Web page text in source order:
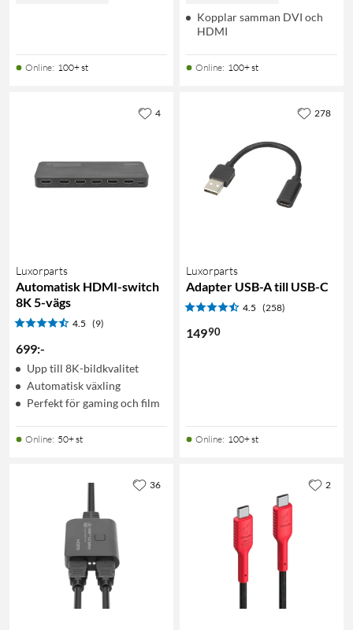
Online: 100+ st
Kopplar samman DVI och
HDMI
Online: 100+ st
Luxorparts
Automatisk HDMI-switch
8K 5-vägs
4.5 (9)
699:-
Upp till 8K-bildkvalitet
Automatisk växling
Perfekt för gaming och film
Online: 50+ st
4
Luxorparts
Adapter USB-A till USB-C
4.5 (258)
14990
Online: 100+ st
278
36 2